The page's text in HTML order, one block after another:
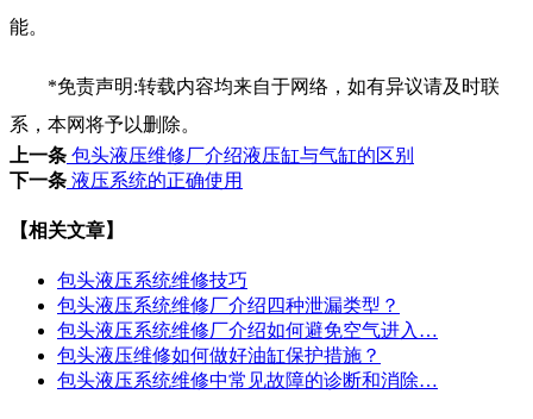
能。
*免责声明:转载内容均来自于网络，如有异议请及时联
系，本网将予以删除。
上一条 包头液压维修厂介绍液压缸与气缸的区别
下一条 液压系统的正确使用
【相关文章】
包头液压系统维修技巧
包头液压系统维修厂介绍四种泄漏类型？
包头液压系统维修厂介绍如何避免空气进入…
包头液压维修如何做好油缸保护措施？
包头液压系统维修中常见故障的诊断和消除…